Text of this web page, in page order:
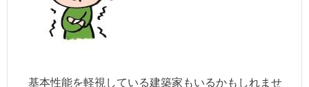
基本性能を軽視している建築家もいるかもしれませ